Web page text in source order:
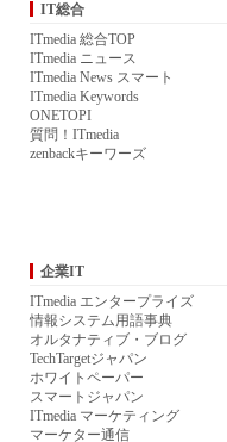
IT総合
ITmedia 総合TOP
ITmedia ニュース
ITmedia News スマート
ITmedia Keywords
ONETOPI
質問！ITmedia
zenbackキーワーズ
企業IT
ITmedia エンタープライズ
情報システム用語事典
オルタナティブ・ブログ
TechTargetジャパン
ホワイトペーパー
スマートジャパン
ITmedia マーケティング
マーケター通信